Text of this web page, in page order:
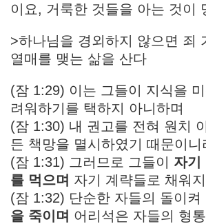
이요, 거룩한 것들을 아는 것이
>하나님을 경외하지 않으면 죄
열매를 맺는 삶을 산다
(잠 1:29) 이는 그들이 지식을
려워하기를 택하지 아니하며
(잠 1:30) 내 권고를 전혀 원치
든 책망을 멸시하였기 때문이니
(잠 1:31) 그러므로 그들이 자기
를 먹으며 자기 계략들로 채워지
(잠 1:32) 단순한 자들의 돌이켜
을 죽이며 어리석은 자들의 형